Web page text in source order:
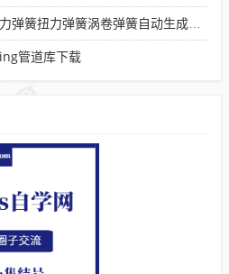
扭力弹簧涡卷弹簧自动生成宏程序下载
管道库下载